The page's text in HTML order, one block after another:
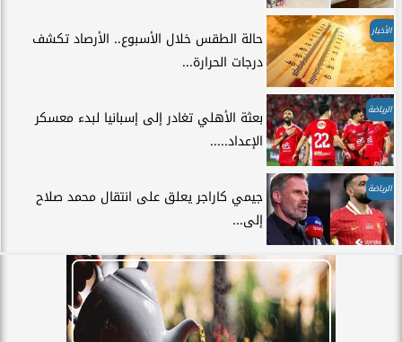
الأخبار
حالة الطقس خلال الأسبوع.. الأرصاد تكشف
درجات الحرارة...
الرياضة
بعثة الأهلي تغادر إلى إسبانيا لبدء معسكر
الإعداد.....
الرياضة
جيمي كاراجر يعلق على انتقال محمد صلاح
إلى...